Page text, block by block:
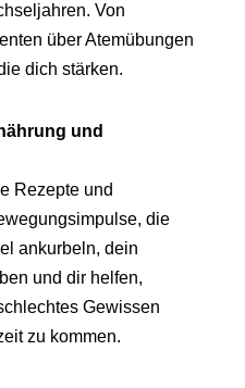
Von
über Atemübungen
dich stärken.
und
Rezepte und
die
ankurbeln, dein
und dir helfen,
Gewissen
zu kommen.